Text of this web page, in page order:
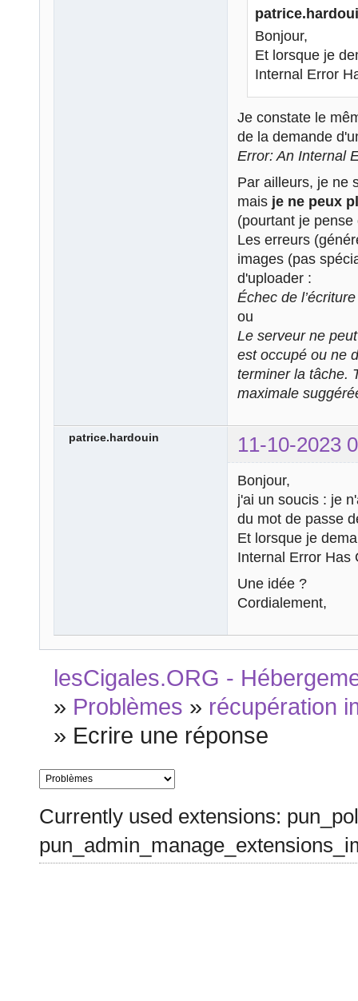
Bonjour,
Et lorsque je
Internal Error
Je constate le
de la demande
Error: An Internal
Par ailleurs, je ne
mais je ne peux
(pourtant je
Les erreurs
images (pas
d'uploader :
Échec de
ou
Le serveur ne
est occupé ou ne
terminer la tâche.
maximale
patrice.hardouin 11-10-2023
Bonjour,
j'ai un soucis : je
du mot de passe
Et lorsque je
Internal Error Has
Une idée ?
Cordialement,
lesCigales.ORG -
» Problèmes » récupération
» Ecrire une réponse
Currently used extensions: